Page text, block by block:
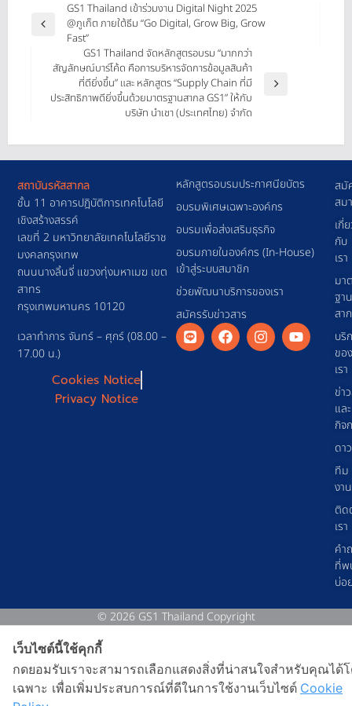
GS1 Thailand เข้าร่วมงาน Digital Night 2025
@ภูเก็ต ภายใต้ธีม “Go Digital, Grow Big, Grow
Fast”
GS1 Thailand จัดหลักสูตรอบรม “มากกว่า
สัญลักษณ์บาร์โค้ด คือการบริหารจัดการข้อมูลสินค้า
ที่ดียิ่งขึ้น” และ หลักสูตร “Supply Chain ที่มี
ประสิทธิภาพดียิ่งขึ้นด้วยมาตรฐานสากล GS1” ให้กับ
บริษัท นำเชา (ประเทศไทย) จำกัด
สมั
สม
เกี่
กับ
เรา
มา
ฐาน
สา
บริ
ของ
เรา
ข่า
และ
กิจ
ดา
ทีม
งาน
ติด
เรา
คำ
ที่พ
บ่อ
หลักสูตรอบรมประกาศนียบัตร
อบรมพิเศษเฉพาะองค์กร
อบรมเพื่อส่งเสริมธุรกิจ
อบรมภายในองค์กร (In-House)
เข้าสู่ระบบสมาชิก
ช่วยพัฒนาบริการของเรา
สมัครรับข่าวสาร
สถาบันรหัสสากล
ชั้น 11 อาคารปฎิบัติการเทคโนโลยี
เชิงสร้างสรรค์
เลขที่ 2 มหาวิทยาลัยเทคโนโลยีราช
มงคลกรุงเทพ
ถนนนางลิ้นจี่ แขวงทุ่งมหาเมฆ เขต
สาทร
กรุงเทพมหานคร 10120
เวลาทำการ จันทร์ – ศุกร์ (08.00 –
17.00 น.)
Cookies Notice
Privacy Notice
© 2026 GS1 Thailand Copyright
เว็บไซต์นี้ใช้คุกกี้
กดยอมรับเราจะสามารถเลือกแสดงสิ่งที่น่าสนใจสำหรับคุณได้
เฉพาะ เพื่อเพิ่มประสบการณ์ที่ดีในการใช้งานเว็บไซต์ Cookie